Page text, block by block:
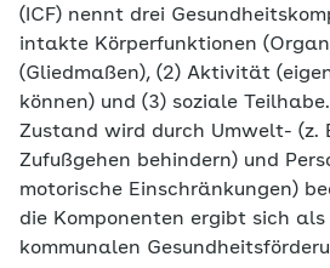
(ICF) nennt drei
intakte Körperfunktionen
(Gliedmaßen), (2) Aktivität
können) und (3) soziale
Zustand wird durch Umwelt- (z.
Zufußgehen behindern) und
motorische Einschränkungen)
die Komponenten ergibt sich
kommunalen